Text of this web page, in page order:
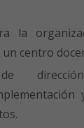
la
centro